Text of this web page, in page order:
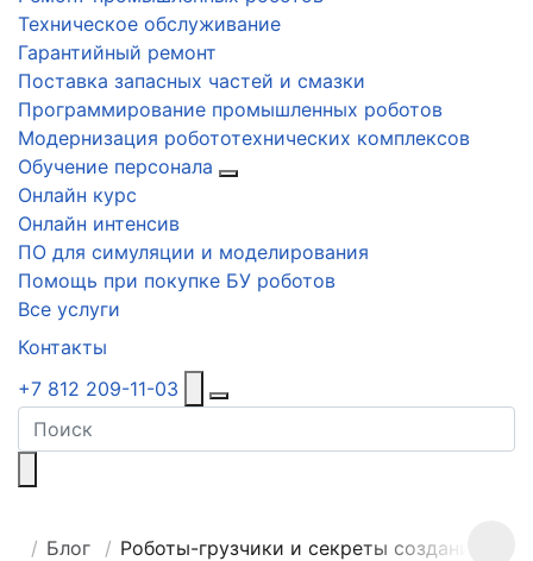
Техническое обслуживание
Гарантийный ремонт
Поставка запасных частей и смазки
Программирование промышленных роботов
Модернизация робототехнических комплексов
Обучение персонала
Онлайн курс
Онлайн интенсив
ПО для симуляции и моделирования
Помощь при покупке БУ роботов
Все услуги
Контакты
+7 812 209-11-03
Поиск
Блог Роботы-грузчики и секреты создания